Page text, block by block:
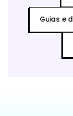
Guias e